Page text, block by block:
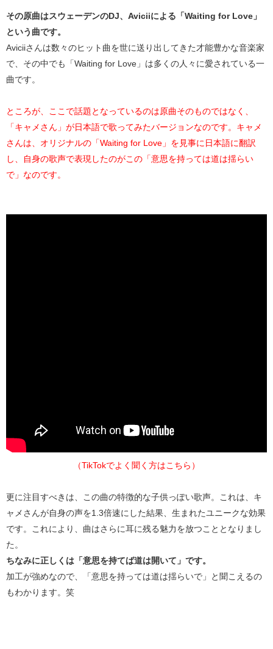
その原曲はスウェーデンのDJ、Aviciiによる「Waiting for Love」
という曲です。
Aviciiさんは数々のヒット曲を世に送り出してきた才能豊かな音楽家
で、その中でも「Waiting for Love」は多くの人々に愛されている一
曲です。
ところが、ここで話題となっているのは原曲そのものではなく、
「キャメさん」が日本語で歌ってみたバージョンなのです。キャメ
さんは、オリジナルの「Waiting for Love」を見事に日本語に翻訳
し、自身の歌声で表現したのがこの「意思を持っては道は揺らい
で」なのです。
（TikTokでよく聞く方はこちら）
更に注目すべきは、この曲の特徴的な子供っぽい歌声。これは、キ
ャメさんが自身の声を1.3倍速にした結果、生まれたユニークな効果
です。これにより、曲はさらに耳に残る魅力を放つこととなりまし
た。
ちなみに正しくは「意思を持てば道は開いて」です。
加工が強めなので、「意思を持っては道は揺らいで」と聞こえるの
もわかります。笑